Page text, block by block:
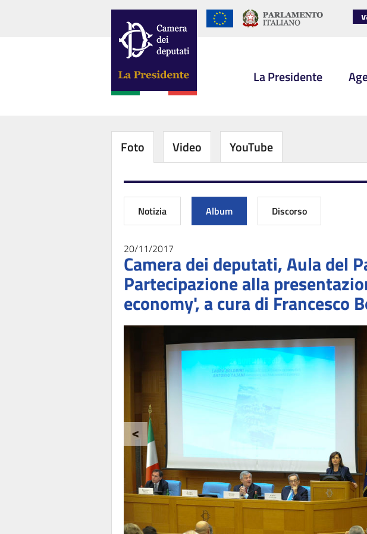
La Presidente
Foto Video YouTube
Notizia Album Discorso
20/11/2017
Camera dei deputati, Aula del
Partecipazione alla
economy', a cura di Francesco
<